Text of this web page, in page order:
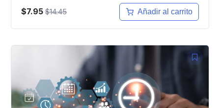
$7.95 $14.45 Añadir al carrito